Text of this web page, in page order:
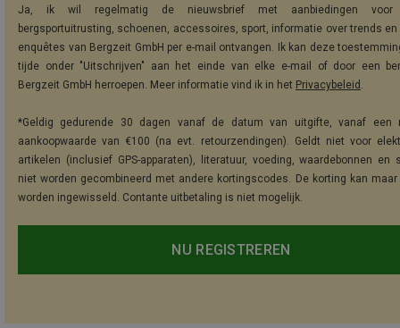
Ja, ik wil regelmatig de nieuwsbrief met aanbiedingen voor
bergsportuitrusting, schoenen, accessoires, sport, informatie over trends
enquêtes van Bergzeit GmbH per e-mail ontvangen. Ik kan deze
tijde onder "Uitschrijven" aan het einde van elke e-mail of door een
Bergzeit GmbH herroepen. Meer informatie vind ik in het Privacybeleid .
*Geldig gedurende 30 dagen vanaf de datum van uitgifte, vanaf een
aankoopwaarde van €100 (na evt. retourzendingen). Geldt niet voor
artikelen (inclusief GPS-apparaten), literatuur, voeding, waardebonnen en
niet worden gecombineerd met andere kortingscodes. De korting kan maar
worden ingewisseld. Contante uitbetaling is niet mogelijk.
NU REGISTREREN